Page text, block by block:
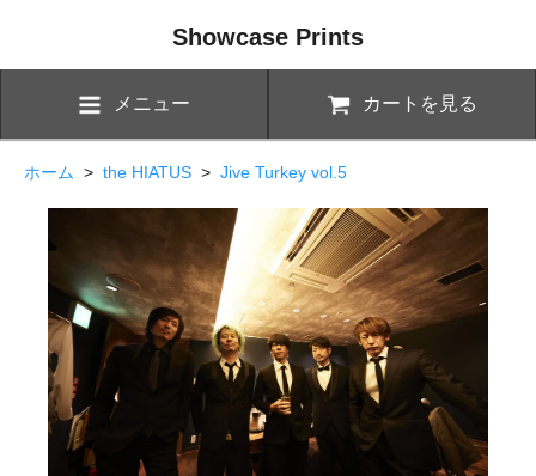
Showcase Prints
メニュー カートを見る
ホーム > the HIATUS > Jive Turkey vol.5